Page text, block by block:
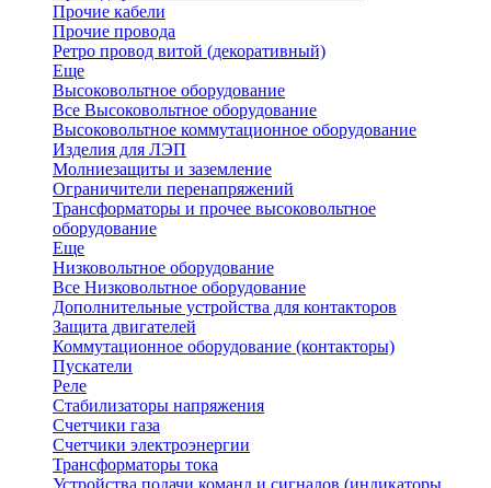
Прочие кабели
Прочие провода
Ретро провод витой (декоративный)
Еще
Высоковольтное оборудование
Все Высоковольтное оборудование
Высоковольтное коммутационное оборудование
Изделия для ЛЭП
Молниезащиты и заземление
Ограничители перенапряжений
Трансформаторы и прочее высоковольтное
оборудование
Еще
Низковольтное оборудование
Все Низковольтное оборудование
Дополнительные устройства для контакторов
Защита двигателей
Коммутационное оборудование (контакторы)
Пускатели
Реле
Стабилизаторы напряжения
Счетчики газа
Счетчики электроэнергии
Трансформаторы тока
Устройства подачи команд и сигналов (индикаторы,